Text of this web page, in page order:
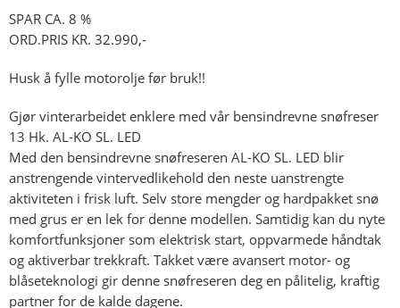
SPAR CA. 8 %
ORD.PRIS KR. 32.990,-
Husk å fylle motorolje før bruk!!
Gjør vinterarbeidet enklere med vår bensindrevne snøfreser
13 Hk. AL-KO SL. LED
Med den bensindrevne snøfreseren AL-KO SL. LED blir
anstrengende vintervedlikehold den neste uanstrengte
aktiviteten i frisk luft. Selv store mengder og hardpakket snø
med grus er en lek for denne modellen. Samtidig kan du nyte
komfortfunksjoner som elektrisk start, oppvarmede håndtak
og aktiverbar trekkraft. Takket være avansert motor- og
blåseteknologi gir denne snøfreseren deg en pålitelig, kraftig
partner for de kalde dagene.